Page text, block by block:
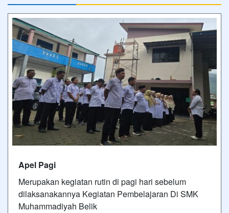
Apel Pagi
Merupakan kegiatan rutin di pagi hari sebelum
dilaksanakannya Kegiatan Pembelajaran Di SMK
Muhammadiyah Belik